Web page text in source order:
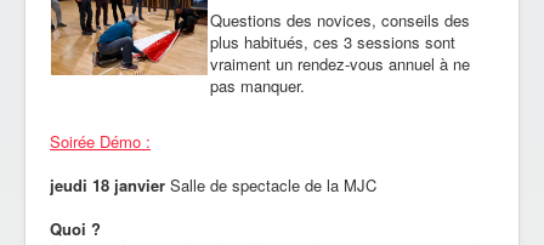
Questions des novices, conseils des
plus habitués, ces 3 sessions sont
vraiment un rendez-vous annuel à ne
pas manquer.
Soirée Démo :
jeudi 18 janvier Salle de spectacle de la MJC
Quoi ?